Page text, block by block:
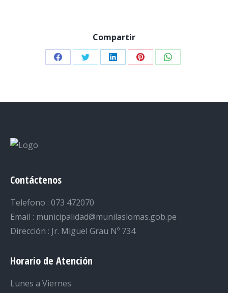
Compartir
Share Share Share Share Share
Contáctenos
Telefono : 073 472070
Email : municipalidad@munilaslomas.gob.pe
Dirección : Jr. Miguel Grau Nº 734
Horario de Atención
Lunes a Viernes